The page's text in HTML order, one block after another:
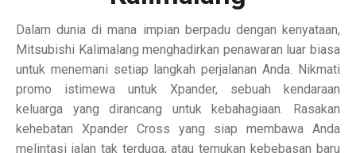
Dalam dunia di mana impian berpadu dengan kenyataan,
Mitsubishi Kalimalang menghadirkan penawaran luar biasa
untuk menemani setiap langkah perjalanan Anda. Nikmati
promo istimewa untuk Xpander, sebuah kendaraan
keluarga yang dirancang untuk kebahagiaan. Rasakan
kehebatan Xpander Cross yang siap membawa Anda
melintasi jalan tak terduga, atau temukan kebebasan baru